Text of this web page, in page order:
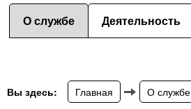
О службе Деятельность
Вы здесь: Главная О службе